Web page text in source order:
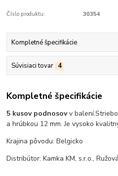
Číslo produktu: 30354
Kompletné špecifikácie
Súvisiaci tovar 4
Kompletné špecifikácie
5 kusov podnosovv balení.
a hrúbkou 12 mm. Je vysoko
Krajina pôvodu: Belgicko
Distribútor: Kamka KM, s.r.o.,